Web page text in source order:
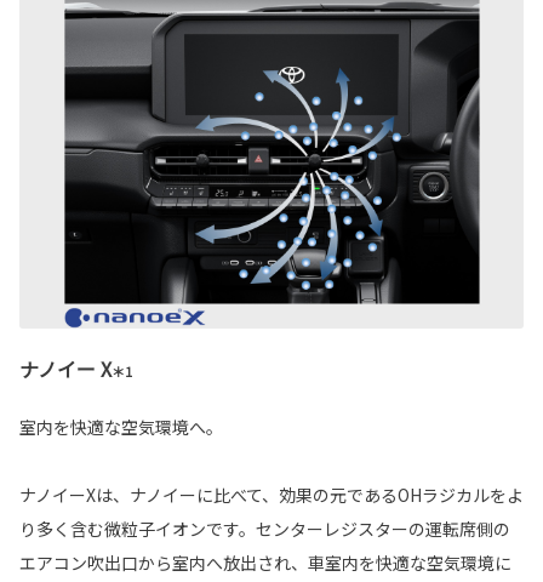
ナノイー X＊1
室内を快適な空気環境へ。
ナノイーXは、ナノイーに比べて、効果の元であるOHラジカルをよ
り多く含む微粒子イオンです。センターレジスターの運転席側の
エアコン吹出口から室内へ放出され、車室内を快適な空気環境に